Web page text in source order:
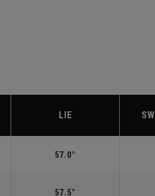
LIE
57.0°
57.5°